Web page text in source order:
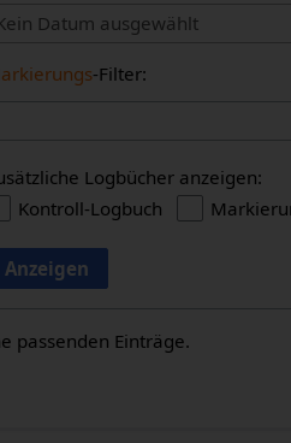
Datum ausgewählt
-Filter:
Logbücher anzeigen:
Kontroll-Logbuch
Anzeigen
passenden Einträge.